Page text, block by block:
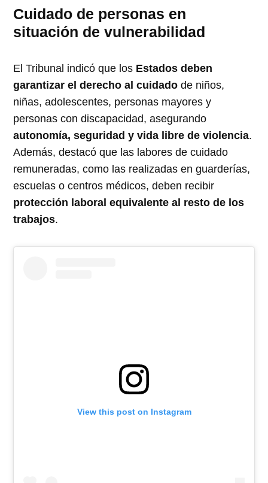
Cuidado de personas en
situación de vulnerabilidad
El Tribunal indicó que los Estados deben
garantizar el derecho al cuidado de niños,
niñas, adolescentes, personas mayores y
personas con discapacidad, asegurando
autonomía, seguridad y vida libre de violencia.
Además, destacó que las labores de cuidado
remuneradas, como las realizadas en guarderías,
escuelas o centros médicos, deben recibir
protección laboral equivalente al resto de los
trabajos.
View this post on Instagram